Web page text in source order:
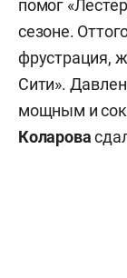
помог
сезоне.
фрустрация,
Сити».
мощным и
Коларова